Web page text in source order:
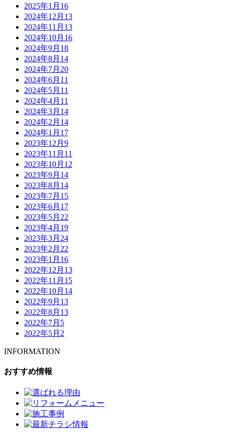
2025年1月 16
2024年12月 13
2024年11月 13
2024年10月 16
2024年9月 18
2024年8月 14
2024年7月 20
2024年6月 11
2024年5月 11
2024年4月 11
2024年3月 14
2024年2月 14
2024年1月 17
2023年12月 9
2023年11月 11
2023年10月 12
2023年9月 14
2023年8月 14
2023年7月 15
2023年6月 17
2023年5月 22
2023年4月 19
2023年3月 24
2023年2月 22
2023年1月 16
2022年12月 13
2022年11月 15
2022年10月 14
2022年9月 13
2022年8月 13
2022年7月 5
2022年5月 2
INFORMATION
おすすめ情報